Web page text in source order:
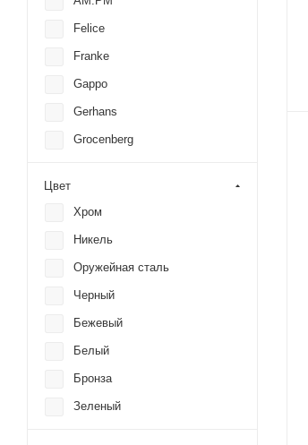
Felice
Franke
Gappo
Gerhans
Grocenberg
Ledeme
Omnires
Omoikiri
Rea
Цвет
Хром
Никель
Оружейная сталь
Черный
Бежевый
Белый
Бронза
Зеленый